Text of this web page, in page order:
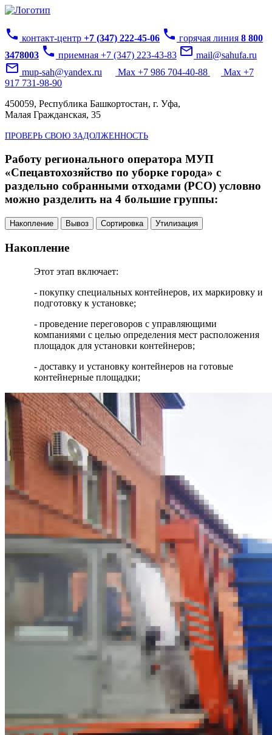
phone контакт-центр +7 (347) 222-45-06 phone горячая линия 8 800
3478003 phone приемная +7 (347) 223-43-83 mail_outline mail@sahufa.ru
mail_outline mup-sah@yandex.ru Max +7 986 704-40-88
Max +7
917 731-98-90
450059, Республика Башкортостан, г. Уфа,
Малая Гражданская, 35
ПРОВЕРЬ СВОЮ ЗАДОЛЖЕННОСТЬ
Работу регионального оператора МУП
«Спецавтохозяйство по уборке города» с
раздельно собранными отходами (РСО) условно
можно разделить на 4 большие группы:
Накопление Вывоз Сортировка Утилизация
Накопление
Этот этап включает:
- покупку специальных контейнеров, их маркировку и
подготовку к установке;
- проведение переговоров с управляющими
компаниями с целью определения мест расположения
площадок для установки контейнеров;
- доставку и установку контейнеров на готовые
контейнерные площадки;